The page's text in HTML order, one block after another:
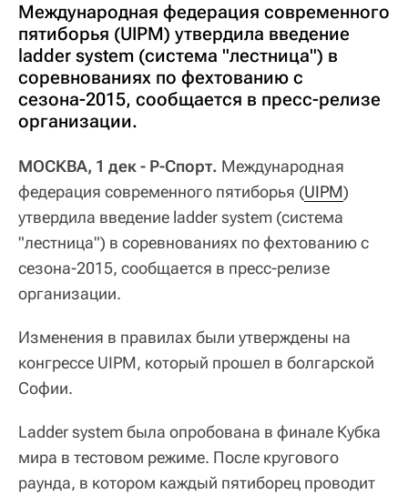
Международная федерация современного
пятиборья (UIPM) утвердила введение
ladder system (система "лестница") в
соревнованиях по фехтованию с
сезона-2015, сообщается в пресс-релизе
организации.
МОСКВА, 1 дек - Р-Спорт. Международная
федерация современного пятиборья (UIPM)
утвердила введение ladder system (система
"лестница") в соревнованиях по фехтованию с
сезона-2015, сообщается в пресс-релизе
организации.
Изменения в правилах были утверждены на
конгрессе UIPM, который прошел в болгарской
Софии.
Ladder system была опробована в финале Кубка
мира в тестовом режиме. После кругового
раунда, в котором каждый пятиборец проводит